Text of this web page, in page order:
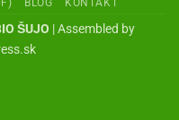
ŠUJO | Assembled by